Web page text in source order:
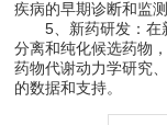
疾病的早期诊断和监测
5、新药研发：在
分离和纯化候选药物
药物代谢动力学研究
的数据和支持。